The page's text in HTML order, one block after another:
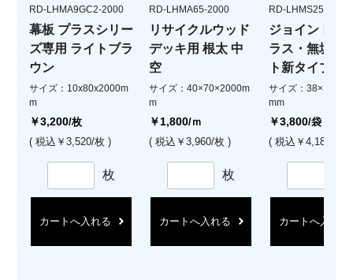
RD-LHMA9GC2-2000
幕板 プラスシリー
ズ専用 ライトブラ
ウン
サイズ：10x80x2000m
m
￥3,200/枚
( 税込￥3,520/枚 )
枚
カートへ入れる
RD-LHMA65-2000
リサイクルウッド
デッキ用 根太 中
空
サイズ：40×70×2000m
m
￥1,800/ｍ
( 税込￥3,960/枚 )
枚
カートへ入れる
RD-LHMS2531
ジョイント金
ラス・無垢・
ト新タイプ共
サイズ：
mm
￥3,800/袋
( 税込￥4,180/袋 )
カートへ入れる